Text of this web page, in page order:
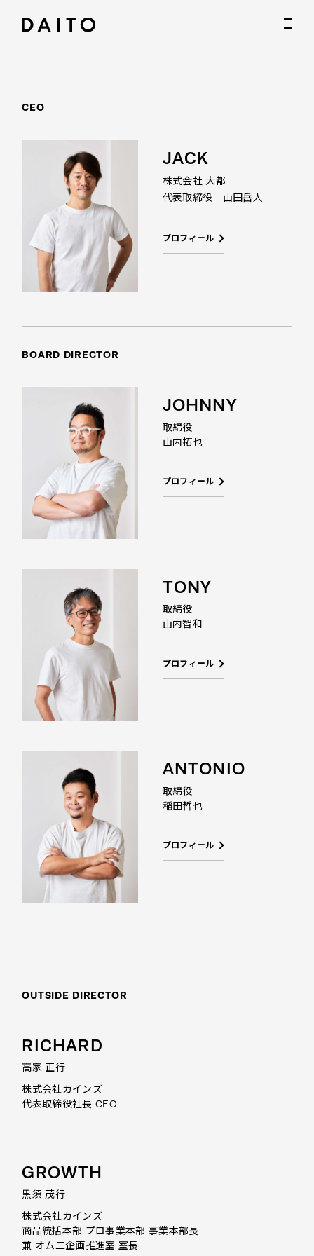
CEO
JACK
株式会社 大都
代表取締役 山田岳人
プロフィール
BOARD DIRECTOR
JOHNNY
取締役
山内拓也
プロフィール
TONY
取締役
山内智和
プロフィール
ANTONIO
取締役
稲田哲也
プロフィール
OUTSIDE DIRECTOR
RICHARD
高家 正行
株式会社カインズ
代表取締役社長 CEO
GROWTH
黒須 茂行
株式会社カインズ
商品統括本部 プロ事業本部 事業本部長
兼 オム二企画推進室 室長